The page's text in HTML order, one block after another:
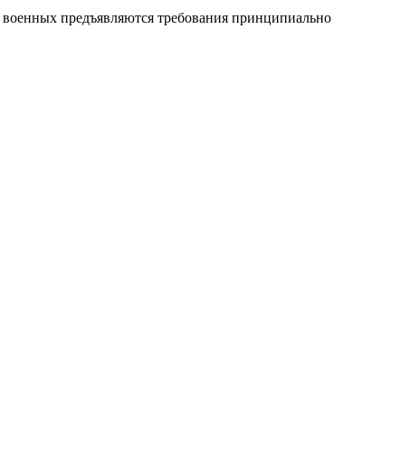
предъявляются требования принципиально